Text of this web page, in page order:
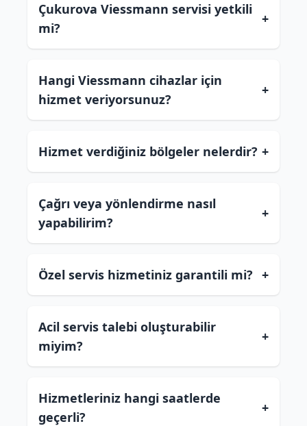
Çukurova Viessmann servisi yetkili
mi?
+
Hangi Viessmann cihazlar için
hizmet veriyorsunuz?
+
Hizmet verdiğiniz bölgeler nelerdir? +
Çağrı veya yönlendirme nasıl
yapabilirim?
+
Özel servis hizmetiniz garantili mi? +
Acil servis talebi oluşturabilir
miyim?
+
Hizmetleriniz hangi saatlerde
geçerli?
+